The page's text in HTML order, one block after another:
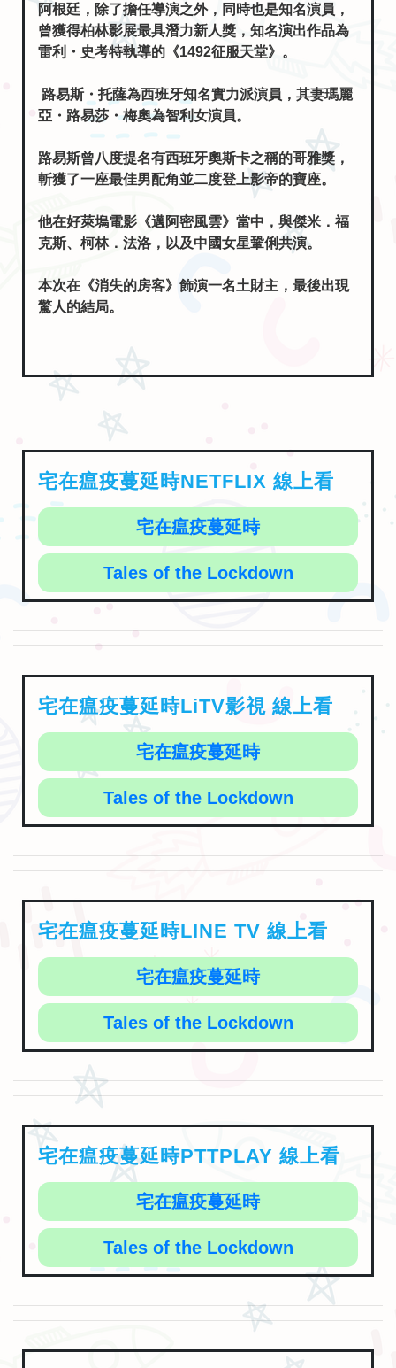
阿根廷，除了擔任導演之外，同時也是知名演員，
曾獲得柏林影展最具潛力新人獎，知名演出作品為
雷利・史考特執導的《1492征服天堂》。
路易斯・托薩為西班牙知名實力派演員，其妻瑪麗
亞・路易莎・梅奧為智利女演員。
路易斯曾八度提名有西班牙奧斯卡之稱的哥雅獎，
斬獲了一座最佳男配角並二度登上影帝的寶座。
他在好萊塢電影《邁阿密風雲》當中，與傑米．福
克斯、柯林．法洛，以及中國女星鞏俐共演。
本次在《消失的房客》飾演一名土財主，最後出現
驚人的結局。
宅在瘟疫蔓延時NETFLIX 線上看
宅在瘟疫蔓延時
Tales of the Lockdown
宅在瘟疫蔓延時LiTV影視 線上看
宅在瘟疫蔓延時
Tales of the Lockdown
宅在瘟疫蔓延時LINE TV 線上看
宅在瘟疫蔓延時
Tales of the Lockdown
宅在瘟疫蔓延時PTTPLAY 線上看
宅在瘟疫蔓延時
Tales of the Lockdown